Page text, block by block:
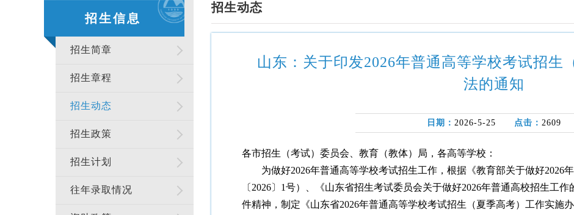
招生信息
招生简章
招生章程
招生动态
招生政策
招生计划
往年录取情况
招生动态
山东：关于印发2026年普通高等学校考试招生
法的通知
日期： 2026-5-25 点击： 2609
各市招生（考试）委员会、教育（教体）局，各高等学校：
为做好2026年普通高等学校考试招生工作，根据《教育部关于做好2026
〔2026〕1号）、《山东省招生考试委员会关于做好2026年普通高校招生工
件精神，制定《山东省2026年普通高等学校考试招生（夏季高考）工作实施